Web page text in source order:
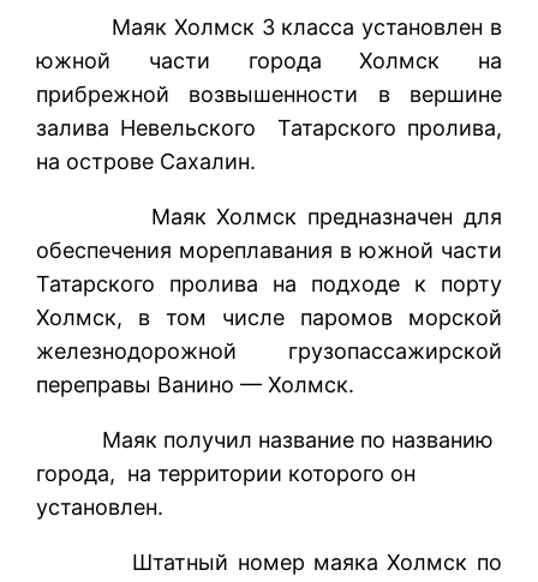
Маяк Холмск 3 класса установлен в
южной части города Холмск на
прибрежной возвышенности в вершине
залива Невельского Татарского пролива,
на острове Сахалин.
Маяк Холмск предназначен для
обеспечения мореплавания в южной части
Татарского пролива на подходе к порту
Холмск, в том числе паромов морской
железнодорожной грузопассажирской
переправы Ванино — Холмск.
Маяк получил название по названию
города, на территории которого он
установлен.
Штатный номер маяка Холмск по